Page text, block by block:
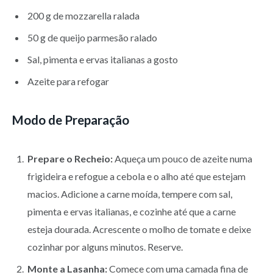
200 g de mozzarella ralada
50 g de queijo parmesão ralado
Sal, pimenta e ervas italianas a gosto
Azeite para refogar
Modo de Preparação
Prepare o Recheio: Aqueça um pouco de azeite numa
frigideira e refogue a cebola e o alho até que estejam
macios. Adicione a carne moída, tempere com sal,
pimenta e ervas italianas, e cozinhe até que a carne
esteja dourada. Acrescente o molho de tomate e deixe
cozinhar por alguns minutos. Reserve.
Monte a Lasanha:Comece com uma camada fina de